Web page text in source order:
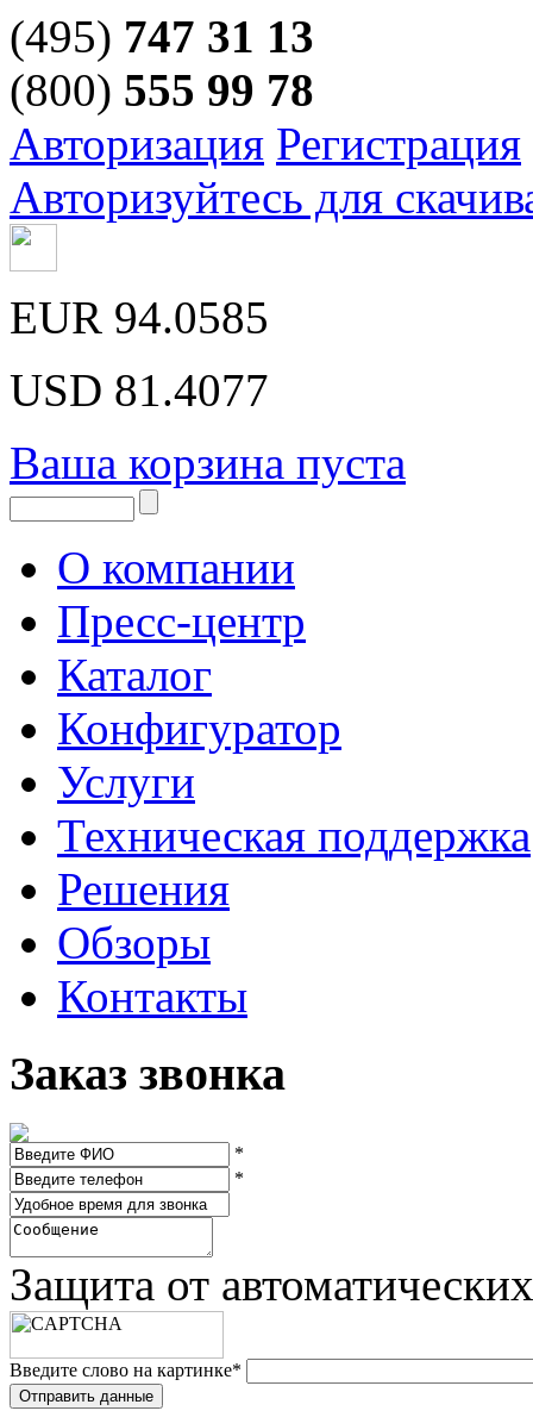
(495) 747 31 13
(800) 555 99 78
Авторизация Регистрация
Авторизуйтесь для
EUR 94.0585
USD 81.4077
Ваша корзина пуста
О компании
Пресс-центр
Каталог
Конфигуратор
Услуги
Техническая поддержка
Решения
Обзоры
Контакты
Заказ звонка
*
*
Защита от
Введите слово на картинке*